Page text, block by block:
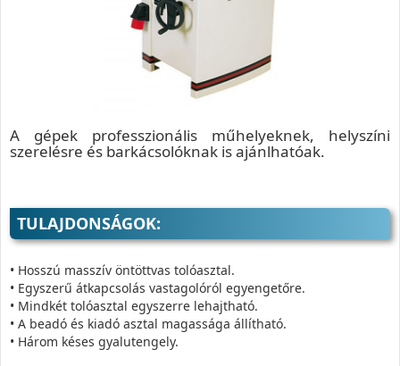
A gépek professzionális műhelyeknek, helyszíni
szerelésre és barkácsolóknak is ajánlhatóak.
TULAJDONSÁGOK:
• Hosszú masszív öntöttvas tolóasztal.
• Egyszerű átkapcsolás vastagolóról egyengetőre.
• Mindkét tolóasztal egyszerre lehajtható.
• A beadó és kiadó asztal magassága állítható.
• Három késes gyalutengely.